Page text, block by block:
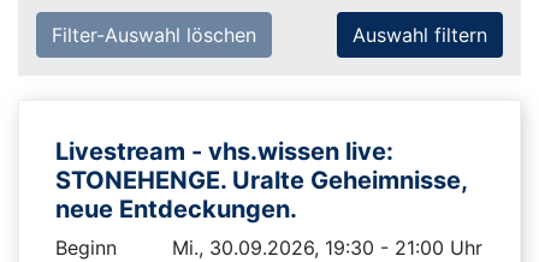
Filter-Auswahl löschen
Livestream - vhs.wissen live:
STONEHENGE. Uralte Geheimnisse,
neue Entdeckungen.
Beginn
Mi., 30.09.2026, 19:30 - 21:00 Uhr